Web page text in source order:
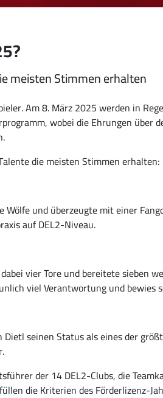
meisten Stimmen erhalten
Am 8. März 2025 werden in
wobei die Ehrungen über
die meisten Stimmen erhalten:
und überzeugte mit einer
auf DEL2-Niveau.
vier Tore und bereitete sieben
viel Verantwortung und bewies
seinen Status als eines der
der 14 DEL2-Clubs, die
die Kriterien des Förderlizenz-